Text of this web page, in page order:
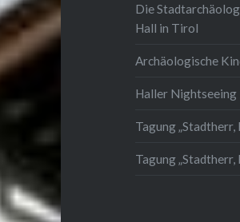
Die
Hall in Tirol
Archäologische
Haller Nightseeing
Tagung
Tagung